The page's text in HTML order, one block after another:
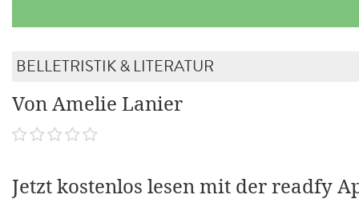
BELLETRISTIK & LITERATUR
Von Amelie Lanier
Jetzt kostenlos lesen mit der readfy